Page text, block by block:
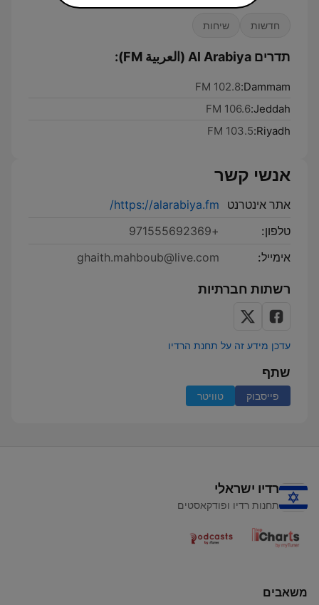
חדשות שיחות
תדרים Al Arabiya (العربية FM):
Dammam:
102.8 FM
Jeddah:
106.6 FM
Riyadh:
103.5 FM
אנשי קשר
אתר אינטרנט
https://alarabiya.fm/
טלפון:
+971555692369
אימייל:
ghaith.mahboub@live.com
רשתות חברתיות
עדכן מידע זה על תחנת הרדיו
שתף
פייסבוק טוויטר
רדיו ישראלי
תחנות רדיו ופודקאסטים
משאבים